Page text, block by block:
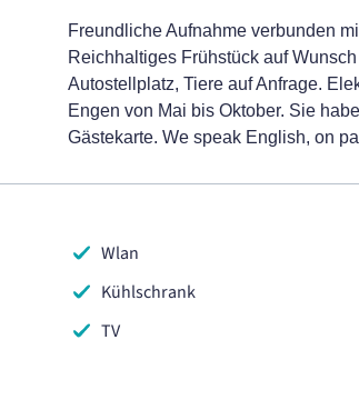
Freundliche Aufnahme verbunden
Reichhaltiges Frühstück auf
Autostellplatz, Tiere auf Anfrage.
Engen von Mai bis Oktober. Sie
Gästekarte. We speak English, on
Wlan
Kühlschrank
TV